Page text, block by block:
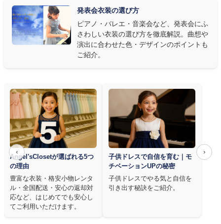
右腕のゆとり、管楽器なら胸元の締め付けがないこと——演奏の
質は衣装で変わります。Angel's Closetのレンタル衣装は、元ピ
アノ教師の店長が発表会・コンクールでのご使用を前提に厳選し
た商品
を多数ご用意しています。
発表会衣装の選び方
ピアノ・バレエ・音楽会など、発表会にふ
さわしい衣装の選び方を徹底解説。曲想や
演出に合わせた色・デザインのポイントも
ご紹介。
‹ ›
Angel'sClosetが選ばれる5つ
の理由
豊富な衣装・格安小物レンタ
ル・全国配送・安心の返却対
応など、はじめてでも安心し
てご利用いただけます。
子供ドレスで自信を育む｜モ
チベーションUPの秘密
子供ドレスでやる気と自信を
引き出す秘訣をご紹介。